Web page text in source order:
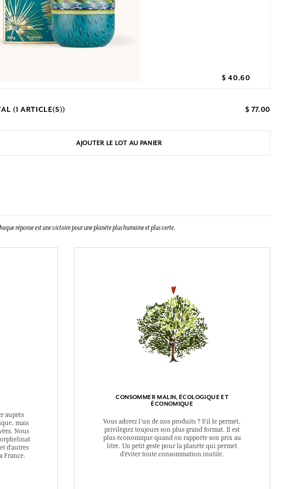
$ 40.60
(1 ARTICLE(S)) $ 77.00
AJOUTER LE LOT AU PANIER
réponse est une victoire pour une planète plus humaine et plus verte.
auprès
mais
Nous
orphelinat
d’autres
France.
CONSOMMER MALIN, ÉCOLOGIQUE ET
ÉCONOMIQUE
Vous adorez l’un de nos produits ? S’il le permet,
privilégiez toujours son plus grand format. Il est
plus économique quand on rapporte son prix au
litre. Un petit geste pour la planète qui permet
d’éviter toute consommation inutile.